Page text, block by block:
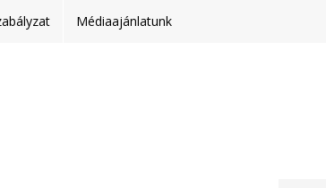
Médiaajánlatunk